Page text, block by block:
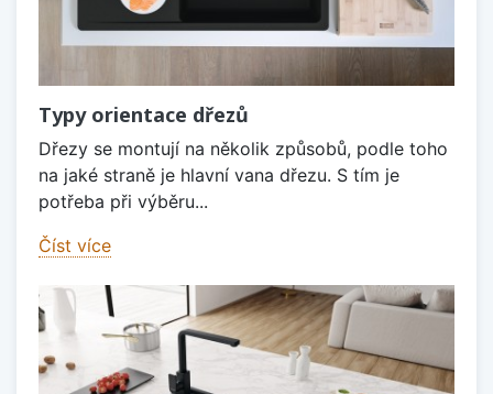
Typy orientace dřezů
Dřezy se montují na několik způsobů, podle toho
na jaké straně je hlavní vana dřezu. S tím je
potřeba při výběru...
Číst více